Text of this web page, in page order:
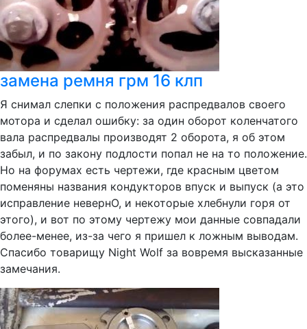
замена ремня грм 16 клп
Я снимал слепки с положения распредвалов своего
мотора и сделал ошибку: за один оборот коленчатого
вала распредвалы производят 2 оборота, я об этом
забыл, и по закону подлости попал не на то положение.
Но на форумах есть чертежи, где красным цветом
поменяны названия кондукторов впуск и выпуск (а это
исправление невернО, и некоторые хлебнули горя от
этого), и вот по этому чертежу мои данные совпадали
более-менее, из-за чего я пришел к ложным выводам.
Спасибо товарищу Night Wolf за вовремя высказанные
замечания.